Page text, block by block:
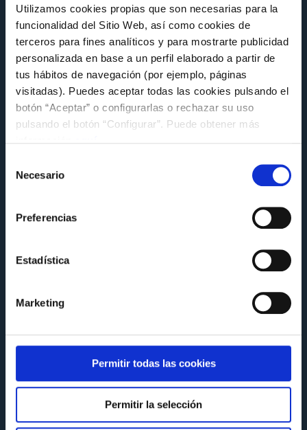
Utilizamos cookies propias que son necesarias para la
funcionalidad del Sitio Web, así como cookies de
terceros para fines analíticos y para mostrarte publicidad
personalizada en base a un perfil elaborado a partir de
tus hábitos de navegación (por ejemplo, páginas
visitadas). Puedes aceptar todas las cookies pulsando el
botón “Aceptar” o configurarlas o rechazar su uso
pulsando el botón “Configurar”. Puede obtener más
Necesario
Preferencias
Estadística
Marketing
Permitir todas las cookies
Permitir la selección
FUNDACIÓN GL
Champions, organizada pola Federación
Galega de Fútbol
Martes 14 de Abril a las 09:57